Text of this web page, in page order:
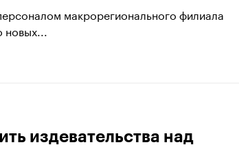
макрорегионального филиала
новых...
издевательства над